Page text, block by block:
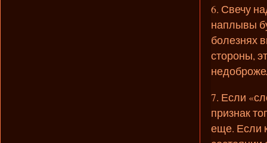
6. Свечу
наплывы
болезнях
стороны,
7. Если
признак
еще. Если